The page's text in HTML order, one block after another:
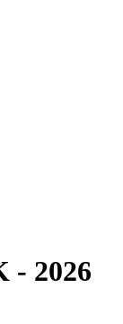
- 2026